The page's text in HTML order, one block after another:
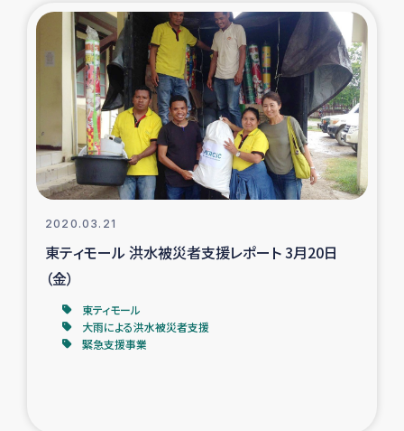
東ティモール豪雨緊急支援
大雨による洪水被災者支援
カカオ生産者支援事業
シリア国内避難民・帰還民の生活再建支援
トルコにおけるシリア難民支援事業
インドネシア中部 スラウェシの地震・津波被災者支援
スリランカ ジャフナ県干物事業
2020.03.21
東ティモール 洪水被災者支援レポート 3月20日
（金）
東ティモール
大雨による洪水被災者支援
緊急支援事業